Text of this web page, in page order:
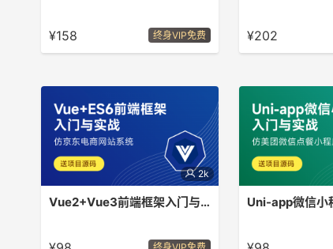
最后实战教程，前端知识必备
¥158 终身VIP免费 ¥202
2k
Vue2+Vue3前端框架入门与实战
实战教程，商业正式项目+面试必问知
门到实战教程，商